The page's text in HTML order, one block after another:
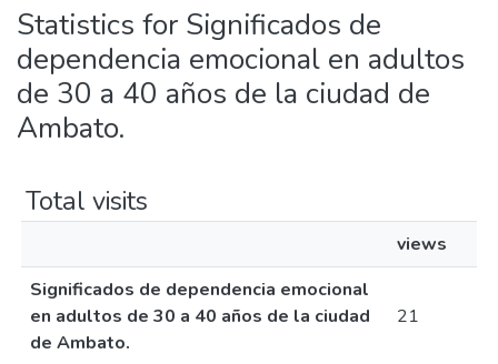
Estadísticas Externas
Statistics for Significados de
dependencia emocional en adultos
de 30 a 40 años de la ciudad de
Ambato.
Total visits
views
Significados de dependencia emocional
en adultos de 30 a 40 años de la ciudad
de Ambato.
21